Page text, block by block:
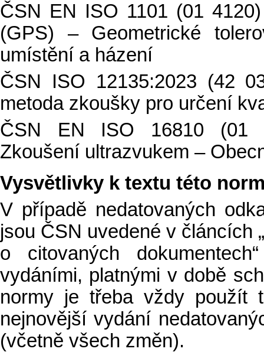
ČSN EN ISO 1101 (01
(GPS) – Geometrické
umístění a házení
ČSN ISO 12135:2023 (42
metoda zkoušky pro určení
ČSN EN ISO 16810 (01
Zkoušení ultrazvukem –
Vysvětlivky k textu této
V případě nedatovaných
jsou ČSN uvedené v článcích
o citovaných
vydáními, platnými v době
normy je třeba vždy použít
nejnovější vydání
(včetně všech změn).